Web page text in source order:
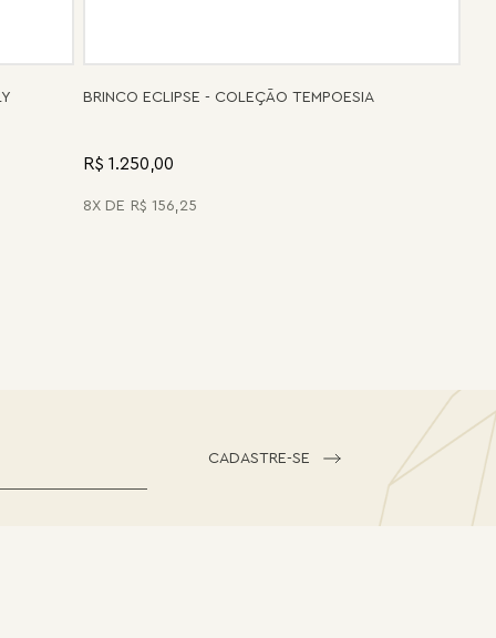
BRINCO ECLIPSE - COLEÇÃO TEMPOESIA
R$ 1.250,00
8 R$ 156,25
CADASTRE-SE